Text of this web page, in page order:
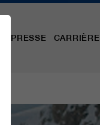
PRESSE CARRIÈRE